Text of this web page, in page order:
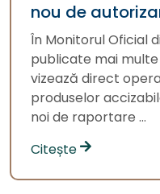
nou de
În Monitorul Oficial
publicate mai
vizează direct
produselor
noi de raportare ...
Citește